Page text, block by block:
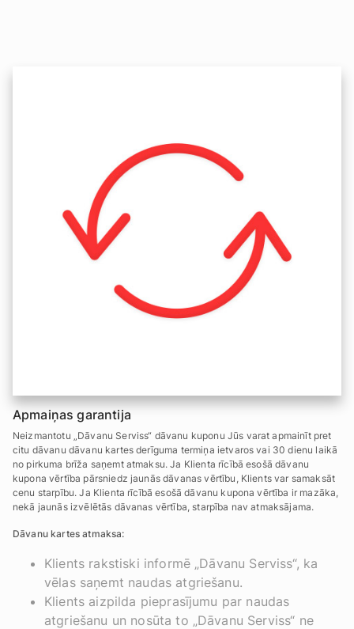
Apmaiņas garantija
Neizmantotu „Dāvanu Serviss“ dāvanu kuponu Jūs varat apmainīt pret
citu dāvanu dāvanu kartes derīguma termiņa ietvaros vai 30 dienu laikā
no pirkuma brīža saņemt atmaksu. Ja Klienta rīcībā esošā dāvanu
kupona vērtība pārsniedz jaunās dāvanas vērtību, Klients var samaksāt
cenu starpību. Ja Klienta rīcībā esošā dāvanu kupona vērtība ir mazāka,
nekā jaunās izvēlētās dāvanas vērtība, starpība nav atmaksājama.
Dāvanu kartes atmaksa:
Klients rakstiski informē „Dāvanu Serviss“, ka
vēlas saņemt naudas atgriešanu.
Klients aizpilda pieprasījumu par naudas
atgriešanu un nosūta to „Dāvanu Serviss“ ne